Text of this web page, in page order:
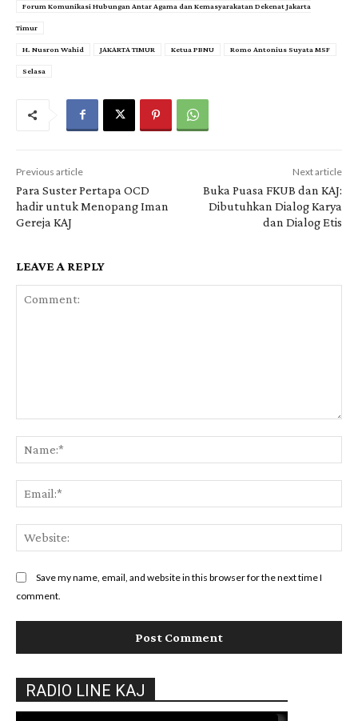
Forum Komunikasi Hubungan Antar Agama dan Kemasyarakatan Dekenat Jakarta
Timur
H. Nusron Wahid JAKARTA TIMUR Ketua PBNU Romo Antonius Suyata MSF
Selasa
Previous article
Para Suster Pertapa OCD
hadir untuk Menopang Iman
Gereja KAJ
Next article
Buka Puasa FKUB dan KAJ:
Dibutuhkan Dialog Karya
dan Dialog Etis
LEAVE A REPLY
Save my name, email, and website in this browser for the next time I
comment.
RADIO LINE KAJ